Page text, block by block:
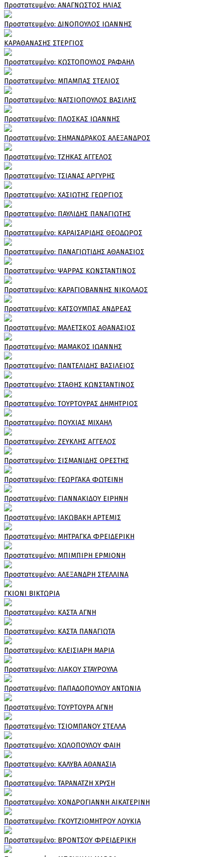
Πρoστατευμένο: ΑΝΑΓΝΩΣΤΟΣ ΗΛΙΑΣ
Πρoστατευμένο: ΔΙΝΟΠΟΥΛΟΣ ΙΩΑΝΝΗΣ
ΚΑΡΑΘΑΝΑΣΗΣ ΣΤΕΡΓΙΟΣ
Πρoστατευμένο: ΚΩΣΤΟΠΟΥΛΟΣ ΡΑΦΑΗΛ
Πρoστατευμένο: ΜΠΑΜΠΑΣ ΣΤΕΛΙΟΣ
Πρoστατευμένο: ΝΑΤΣΙΟΠΟΥΛΟΣ ΒΑΣΙΛΗΣ
Πρoστατευμένο: ΠΛΟΣΚΑΣ ΙΩΑΝΝΗΣ
Πρoστατευμένο: ΣΗΜΑΝΔΡΑΚΟΣ ΑΛΕΞΑΝΔΡΟΣ
Πρoστατευμένο: ΤΖΗΚΑΣ ΑΓΓΕΛΟΣ
Πρoστατευμένο: ΤΣΙΑΝΑΣ ΑΡΓΥΡΗΣ
Πρoστατευμένο: ΧΑΣΙΩΤΗΣ ΓΕΩΡΓΙΟΣ
Πρoστατευμένο: ΠΑΥΛΙΔΗΣ ΠΑΝΑΓΙΩΤΗΣ
Πρoστατευμένο: ΚΑΡΑΙΣΑΡΙΔΗΣ ΘΕΟΔΩΡΟΣ
Πρoστατευμένο: ΠΑΝΑΓΙΩΤΙΔΗΣ ΑΘΑΝΑΣΙΟΣ
Πρoστατευμένο: ΨΑΡΡΑΣ ΚΩΝΣΤΑΝΤΙΝΟΣ
Πρoστατευμένο: ΚΑΡΑΓΙΟΒΑΝΝΗΣ ΝΙΚΟΛΑΟΣ
Πρoστατευμένο: ΚΑΤΣΟΥΜΠΑΣ ΑΝΔΡΕΑΣ
Πρoστατευμένο: ΜΑΛΕΤΣΚΟΣ ΑΘΑΝΑΣΙΟΣ
Πρoστατευμένο: ΜΑΜΑΚΟΣ ΙΩΑΝΝΗΣ
Πρoστατευμένο: ΠΑΝΤΕΛΙΔΗΣ ΒΑΣΙΛΕΙΟΣ
Πρoστατευμένο: ΣΤΑΘΗΣ ΚΩΝΣΤΑΝΤΙΝΟΣ
Πρoστατευμένο: ΤΟΥΡΤΟΥΡΑΣ ΔΗΜΗΤΡΙΟΣ
Πρoστατευμένο: ΠΟΥΧΙΑΣ ΜΙΧΑΗΛ
Πρoστατευμένο: ΖΕΥΚΛΗΣ ΑΓΓΕΛΟΣ
Πρoστατευμένο: ΣΙΣΜΑΝΙΔΗΣ ΟΡΕΣΤΗΣ
Πρoστατευμένο: ΓΕΩΡΓΑΚΑ ΦΩΤΕΙΝΗ
Πρoστατευμένο: ΓΙΑΝΝΑΚΙΔΟΥ ΕΙΡΗΝΗ
Πρoστατευμένο: ΙΑΚΩΒΑΚΗ ΑΡΤΕΜΙΣ
Πρoστατευμένο: ΜΗΤΡΑΓΚΑ ΦΡΕΙΔΕΡΙΚΗ
Πρoστατευμένο: ΜΠΙΜΠΙΡΗ ΕΡΜΙΟΝΗ
Πρoστατευμένο: ΑΛΕΞΑΝΔΡΗ ΣΤΕΛΛΙΝΑ
ΓΚΙΟΝΙ ΒΙΚΤΩΡΙΑ
Πρoστατευμένο: ΚΑΣΤΑ ΑΓΝΗ
Πρoστατευμένο: ΚΑΣΤΑ ΠΑΝΑΓΙΩΤΑ
Πρoστατευμένο: ΚΛΕΙΣΙΑΡΗ ΜΑΡΙΑ
Πρoστατευμένο: ΛΙΑΚΟΥ ΣΤΑΥΡΟΥΛΑ
Πρoστατευμένο: ΠΑΠΑΔΟΠΟΥΛΟΥ ΑΝΤΩΝΙΑ
Πρoστατευμένο: ΤΟΥΡΤΟΥΡΑ ΑΓΝΗ
Πρoστατευμένο: ΤΣΙΟΜΠΑΝΟΥ ΣΤΕΛΛΑ
Πρoστατευμένο: ΧΩΛΟΠΟΥΛΟΥ ΦΑΙΗ
Πρoστατευμένο: ΚΑΛΥΒΑ ΑΘΑΝΑΣΙΑ
Πρoστατευμένο: ΤΑΡΑΝΑΤΖΗ ΧΡΥΣΗ
Πρoστατευμένο: ΧΟΝΔΡΟΓΙΑΝΝΗ ΑΙΚΑΤΕΡΙΝΗ
Πρoστατευμένο: ΓΚΟΥΤΖΙΟΜΗΤΡΟΥ ΛΟΥΚΙΑ
Πρoστατευμένο: ΒΡΟΝΤΣΟΥ ΦΡΕΙΔΕΡΙΚΗ